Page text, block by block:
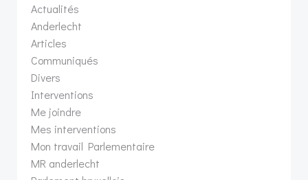
Actualités
Anderlecht
Articles
Communiqués
Divers
Interventions
Me joindre
Mes interventions
Mon travail Parlementaire
MR anderlecht